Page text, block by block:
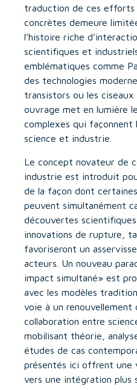
traduction de ces efforts
concrètes demeure
l’histoire riche
scientifiques et
emblématiques comme
des technologies
transistors ou les
ouvrage met en lumière
complexes qui façonnent
science et industrie.
Le concept novateur de
industrie est introduit
de la façon dont
peuvent simultanément
découvertes
innovations de rupture,
favoriseront un
acteurs. Un nouveau
impact simultané» est
avec les modèles
voie à un renouvellement
collaboration entre
mobilisant théorie,
études de cas
présentés ici offrent une
vers une intégration plus